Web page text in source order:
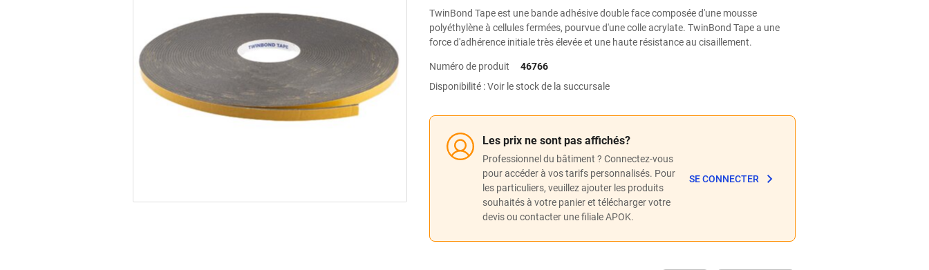
TwinBond Tape est une bande adhésive double face composée d'une mousse
polyéthylène à cellules fermées, pourvue d'une colle acrylate. TwinBond Tape a une
force d'adhérence initiale très élevée et une haute résistance au cisaillement.
Numéro de produit
46766
Disponibilité : Voir le stock de la succursale
Les prix ne sont pas affichés?
Professionnel du bâtiment ? Connectez-vous
pour accéder à vos tarifs personnalisés. Pour
les particuliers, veuillez ajouter les produits
souhaités à votre panier et télécharger votre
devis ou contacter une filiale APOK.
SE CONNECTER